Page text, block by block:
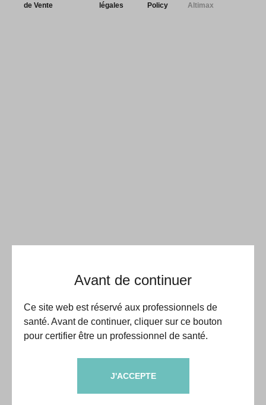
Avant de continuer
Ce site web est réservé aux professionnels de
santé. Avant de continuer, cliquer sur ce bouton
pour certifier être un professionnel de santé.
J'ACCEPTE
de Vente
légales
Policy
Altimax